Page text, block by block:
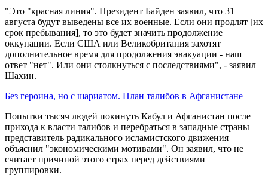
"Это "красная линия". Президент Байден заявил, что 31
августа будут выведены все их военные. Если они продлят [их
срок пребывания], то это будет значить продолжение
оккупации. Если США или Великобритания захотят
дополнительное время для продолжения эвакуации - наш
ответ "нет". Или они столкнуться с последствиями", - заявил
Шахин.
Без героина, но с шариатом. План талибов в Афганистане
Попытки тысяч людей покинуть Кабул и Афганистан после
прихода к власти талибов и перебраться в западные страны
представитель радикального исламистского движения
объяснил "экономическими мотивами". Он заявил, что не
считает причиной этого страх перед действиями
группировки.